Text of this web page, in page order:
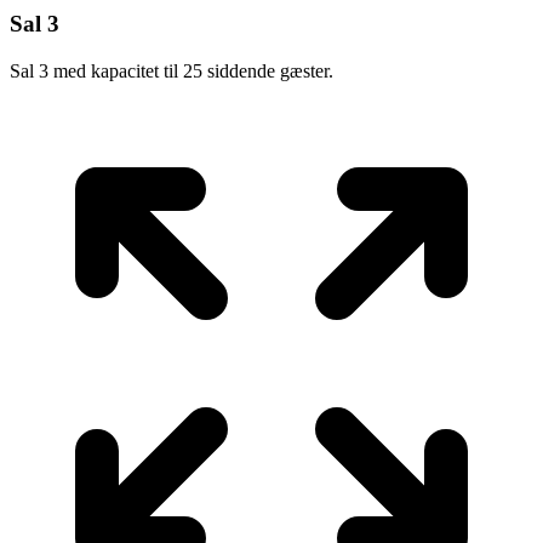
Sal 3
Sal 3 med kapacitet til 25 siddende gæster.